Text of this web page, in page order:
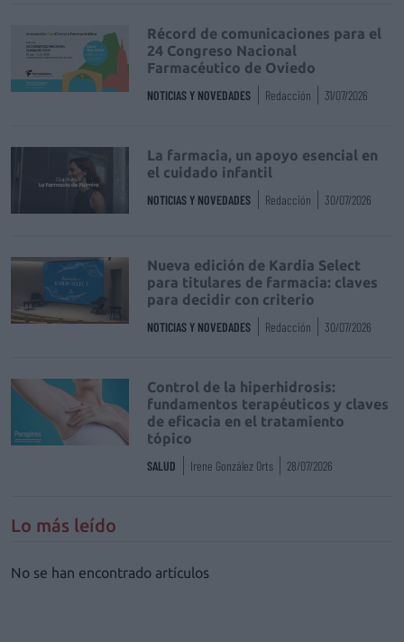
Récord de comunicaciones para el
24 Congreso Nacional
Farmacéutico de Oviedo
NOTICIAS Y NOVEDADES Redacción 31/07/2026
La farmacia, un apoyo esencial en
el cuidado infantil
NOTICIAS Y NOVEDADES Redacción 30/07/2026
Nueva edición de Kardia Select
para titulares de farmacia: claves
para decidir con criterio
NOTICIAS Y NOVEDADES Redacción 30/07/2026
Control de la hiperhidrosis:
fundamentos terapéuticos y claves
de eficacia en el tratamiento
tópico
SALUD Irene González Orts 28/07/2026
Lo más leído
No se han encontrado artículos